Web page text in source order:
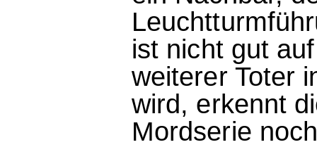
ist nicht gut
weiterer Toter
wird, erkennt
Mordserie